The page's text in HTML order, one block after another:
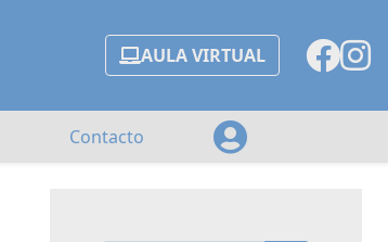
AULA VIRTUAL
Contacto